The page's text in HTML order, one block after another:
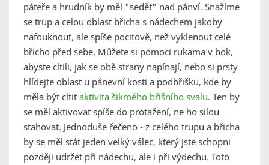
páteře a hrudník by měl "sedět" nad pánví. Snažíme
se trup a celou oblast břicha s nádechem jakoby
nafouknout, ale spíše pocitově, než vyklenout celé
břicho před sebe. Můžete si pomoci rukama v bok,
abyste cítili, jak se obě strany napínají, nebo si prsty
hlídejte oblast u pánevní kosti a podbřišku, kde by
měla být cítit aktivita šikmého břišního svalu. Ten by
se měl aktivovat spíše do protažení, ne ho silou
stahovat. Jednoduše řečeno - z celého trupu a břicha
by se měl stát jeden velký válec, který jste schopni
později udržet při nádechu, ale i při výdechu. Toto